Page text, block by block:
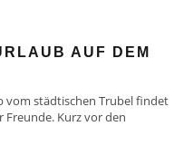
AUF DEM
vom städtischen Trubel findet
Kurz vor den